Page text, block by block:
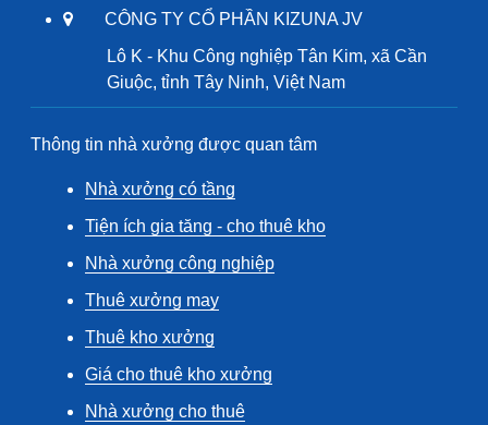
CÔNG TY CỔ PHẦN KIZUNA JV
Lô K - Khu Công nghiệp Tân Kim, xã Cần
Giuộc, tỉnh Tây Ninh, Việt Nam
Thông tin nhà xưởng được quan tâm
Nhà xưởng có tầng
Tiện ích gia tăng - cho thuê kho
Nhà xưởng công nghiệp
Thuê xưởng may
Thuê kho xưởng
Giá cho thuê kho xưởng
Nhà xưởng cho thuê